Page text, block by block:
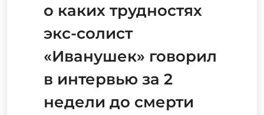
о каких трудностях
экс-солист
«Иванушек» говорил
в интервью за 2
недели до смерти